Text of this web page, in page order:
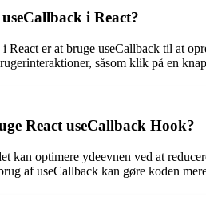
i React?
er at bruge useCallback til at
såsom klik på en
React useCallback Hook?
kan optimere ydeevnen ved at
af useCallback kan gøre koden